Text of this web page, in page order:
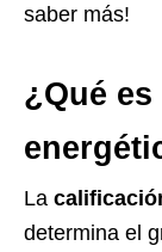
saber más!
¿Qué
La
determina el